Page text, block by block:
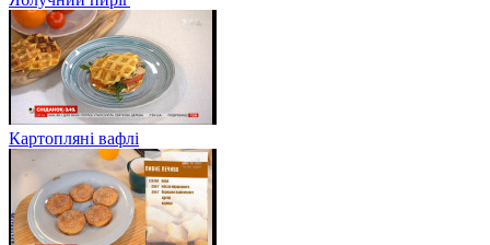
Картопляні вафлі